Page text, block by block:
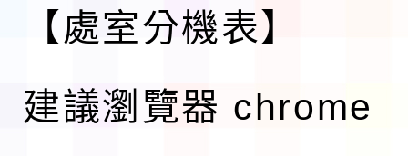
【處室分機表】
建議瀏覽器 chrome